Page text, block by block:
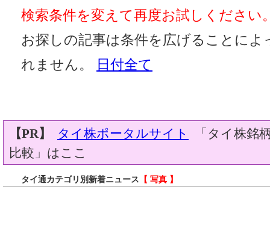
検索条件を変えて再度お試しください
お探しの記事は条件を広げることに
れません。
日付全て
【PR】 タイ株ポータルサイト
「タイ株銘
比較」はここ
タイ通カテゴリ別新着ニュース 【 写真 】